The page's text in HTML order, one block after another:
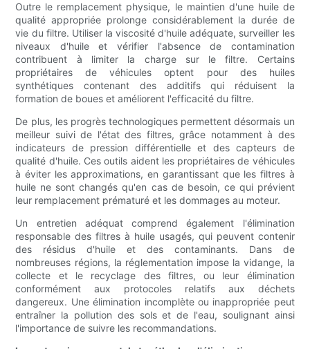
Outre le remplacement physique, le maintien d'une huile de
qualité appropriée prolonge considérablement la durée de
vie du filtre. Utiliser la viscosité d'huile adéquate, surveiller les
niveaux d'huile et vérifier l'absence de contamination
contribuent à limiter la charge sur le filtre. Certains
propriétaires de véhicules optent pour des huiles
synthétiques contenant des additifs qui réduisent la
formation de boues et améliorent l'efficacité du filtre.
De plus, les progrès technologiques permettent désormais un
meilleur suivi de l'état des filtres, grâce notamment à des
indicateurs de pression différentielle et des capteurs de
qualité d'huile. Ces outils aident les propriétaires de véhicules
à éviter les approximations, en garantissant que les filtres à
huile ne sont changés qu'en cas de besoin, ce qui prévient
leur remplacement prématuré et les dommages au moteur.
Un entretien adéquat comprend également l'élimination
responsable des filtres à huile usagés, qui peuvent contenir
des résidus d'huile et des contaminants. Dans de
nombreuses régions, la réglementation impose la vidange, la
collecte et le recyclage des filtres, ou leur élimination
conformément aux protocoles relatifs aux déchets
dangereux. Une élimination incomplète ou inappropriée peut
entraîner la pollution des sols et de l'eau, soulignant ainsi
l'importance de suivre les recommandations.